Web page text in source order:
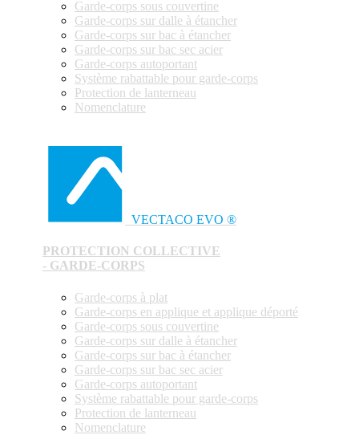
Garde-corps sous couvertine
Garde-corps sur dalle à étancher
Garde-corps sur bac à étancher
Garde-corps sur bac sec acier
Garde-corps autoportant
Système rabattable pour garde-corps
Protection de lanterneau
Nomenclature
VECTACO EVO ®
PROTECTION COLLECTIVE
- GARDE-CORPS
Garde-corps à plat
Garde-corps en applique et applique déporté
Garde-corps sous couvertine
Garde-corps sur dalle à étancher
Garde-corps sur bac à étancher
Garde-corps sur bac sec acier
Garde-corps autoportant
Système rabattable pour garde-corps
Protection de lanterneau
Nomenclature